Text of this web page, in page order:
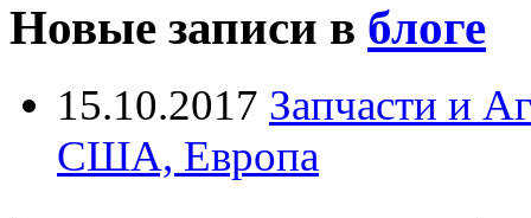
Новые записи в блоге
15.10.2017 Запчасти и
США, Европа